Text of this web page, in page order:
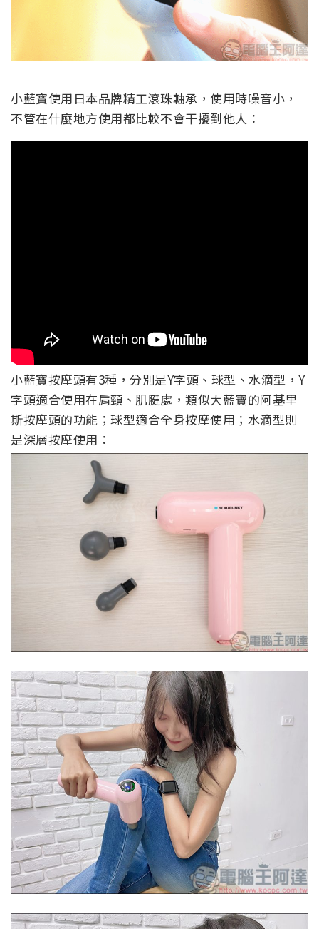
小藍寶使用日本品牌精工滾珠軸承，使用時噪音小，
不管在什麼地方使用都比較不會干擾到他人：
小藍寶按摩頭有3種，分別是Y字頭、球型、水滴型，Y
字頭適合使用在肩頸、肌腱處，類似大藍寶的阿基里
斯按摩頭的功能；球型適合全身按摩使用；水滴型則
是深層按摩使用：